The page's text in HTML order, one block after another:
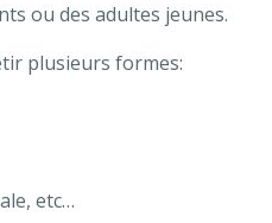
ou des adultes jeunes.
plusieurs formes:
etc…